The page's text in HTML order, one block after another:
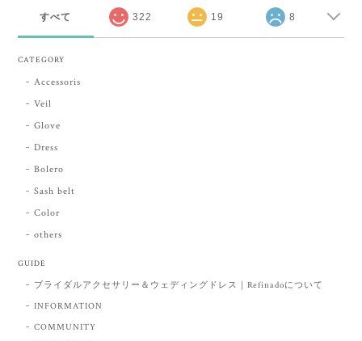
すべて 322 19 8
CATEGORY
Accessoris
Veil
Glove
Dress
Bolero
Sash belt
Color
others
GUIDE
ブライダルアクセサリー＆ウェディングドレス｜Refinadoについて
INFORMATION
COMMUNITY